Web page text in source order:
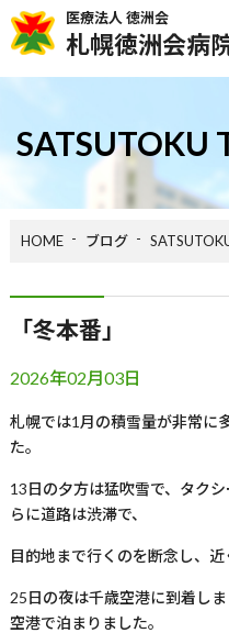
医療法人 徳洲会
札幌徳洲会病
SATSUTOKU
HOME ブログ
「冬本番」
2026年02月03日
札幌では1 月の積雪量が非常に
た。
13日の夕方は猛吹雪で、タクシ
らに道路は渋滞で、
目的地まで行くのを断念し、近
25日の夜は千歳空港に到着し
空港で泊まりました。